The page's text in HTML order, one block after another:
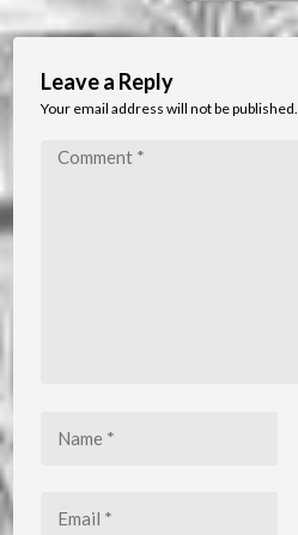
Leave a Reply
Your email address will not be published.
Comment